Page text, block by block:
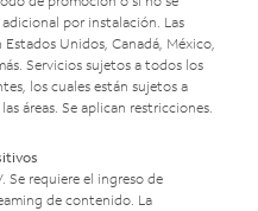
por instalación. Las
Unidos, Canadá, México,
Servicios sujetos a todos los
los cuales están sujetos a
áreas. Se aplican restricciones.
Se requiere el ingreso de
de contenido. La